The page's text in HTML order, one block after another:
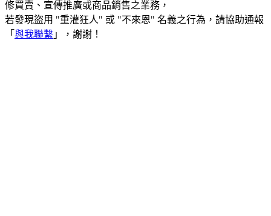
修買賣、宣傳推廣或商品銷售之業務，
若發現盜用 "重灌狂人" 或 "不來恩" 名義之行為，請協助通報
「 與我聯繫 」，謝謝！